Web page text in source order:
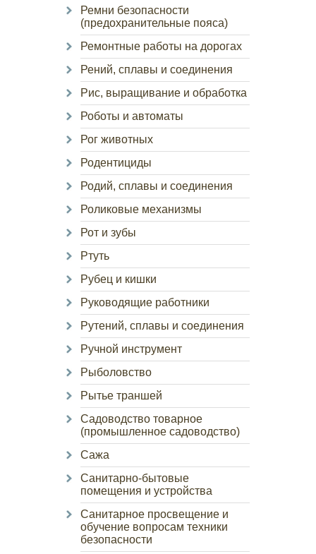
Ремни безопасности
(предохранительные пояса)
Ремонтные работы на дорогах
Рений, сплавы и соединения
Рис, выращивание и обработка
Роботы и автоматы
Рог животных
Родентициды
Родий, сплавы и соединения
Роликовые механизмы
Рот и зубы
Ртуть
Рубец и кишки
Руководящие работники
Рутений, сплавы и соединения
Ручной инструмент
Рыболовство
Рытье траншей
Садоводство товарное
(промышленное садоводство)
Сажа
Санитарно-бытовые
помещения и устройства
Санитарное просвещение и
обучение вопросам техники
безопасности